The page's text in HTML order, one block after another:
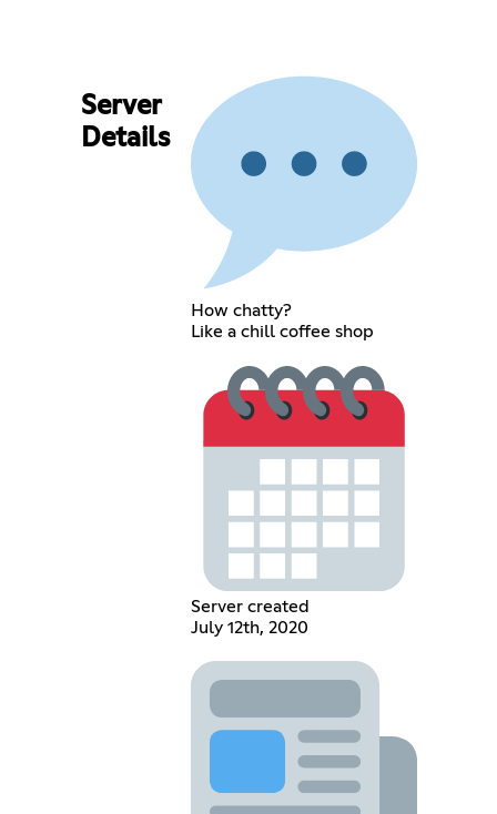
Server
Details
How chatty?
Like a chill coffee shop
Server created
July 12th, 2020